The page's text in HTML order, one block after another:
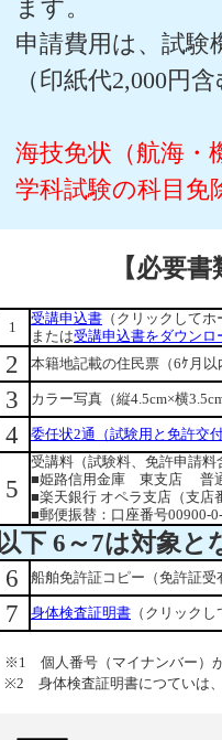
ます。
申請費用は、試験
（印紙代2,000円
海技免状（航海・
学科試験の科目免
【必要
1
受講申込書 （クリックして
または受講申込書をダウンロ
2 本籍地記載の住民票（6ｹ月
3 カラー写真（縦4.5cm×横
4 委任状2通（試験用と免許交
5
受講料（試験料、免許申請料
■姫路信用金庫 東支店 普
■楽天銀行 オペラ支店（支店
■郵便振替：口座番号
以下 6～7は対象
6
船舶免許証コピー（免許証受
7 身体検査証明書 （クリック
※1 個人番号（マイナンバー）
※2 身体検査証明書につていは